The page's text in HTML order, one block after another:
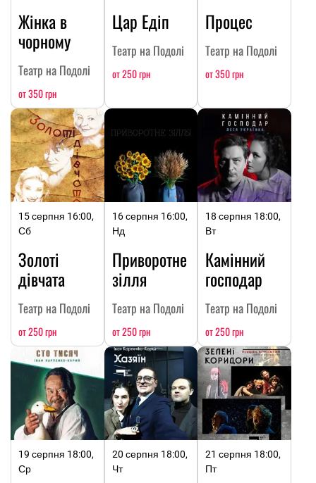
Жінка в
чорному
Театр на Подолі
от 350 грн
Цар Едіп
Театр на Подолі
от 250 грн
Процес
Театр на Подолі
от 350 грн
15 серпня 16:00,
Сб
Золоті
дівчата
Театр на Подолі
от 250 грн
16 серпня 16:00,
Нд
Приворотне
зілля
Театр на Подолі
от 250 грн
18 серпня 18:00,
Вт
Камінний
господар
Театр на Подолі
от 250 грн
19 серпня 18:00,
Ср
20 серпня 18:00,
Чт
21 серпня 18:00,
Пт